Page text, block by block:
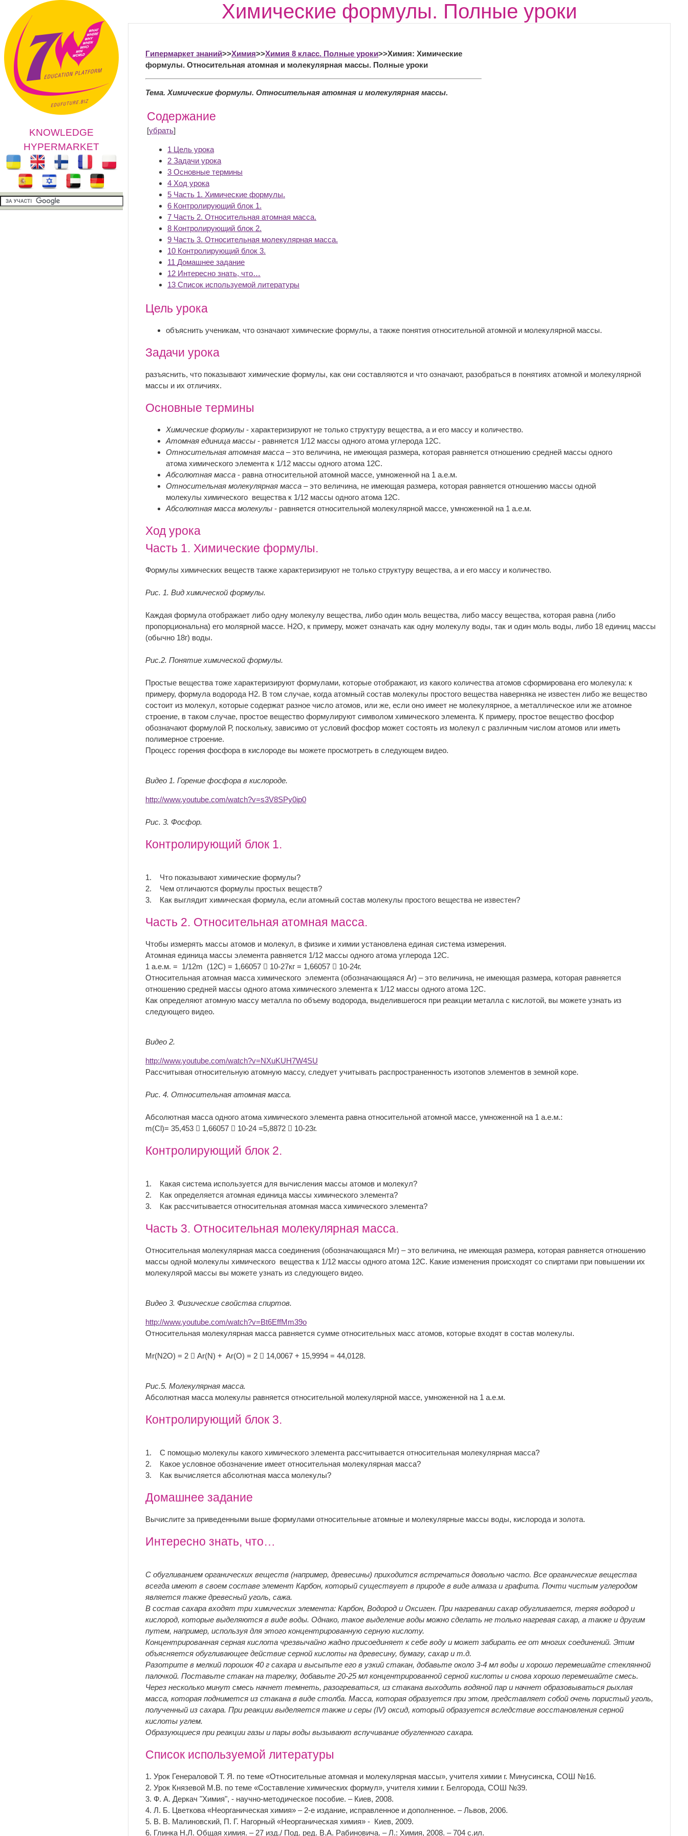
KNOWLEDGE
HYPERMARKET
Химические формулы. Полные уроки
Гипермаркет знаний>>Химия>>Химия 8 класс. Полные уроки>>Химия: Химические
формулы. Относительная атомная и молекулярная массы. Полные уроки
Тема. Химические формулы. Относительная атомная и молекулярная массы.
Содержание
[убрать]
1 Цель урока
2 Задачи урока
3 Основные термины
4 Ход урока
5 Часть 1. Химические формулы.
6 Контролирующий блок 1.
7 Часть 2. Относительная атомная масса.
8 Контролирующий блок 2.
9 Часть 3. Относительная молекулярная масса.
10 Контролирующий блок 3.
11 Домашнее задание
12 Интересно знать, что…
13 Список используемой литературы
Цель урока
объяснить ученикам, что означают химические формулы, а также понятия относительной атомной и молекулярной массы.
Задачи урока
разъяснить, что показывают химические формулы, как они составляются и что означают, разобраться в понятиях атомной и молекулярной
массы и их отличиях.
Основные термины
Химические формулы - характеризируют не только структуру вещества, а и его массу и количество.
Атомная единица массы - равняется 1/12 массы одного атома углерода 12С.
Относительная атомная масса – это величина, не имеющая размера, которая равняется отношению средней массы одного
атома химического элемента к 1/12 массы одного атома 12С.
Абсолютная масса - равна относительной атомной массе, умноженной на 1 а.е.м.
Относительная молекулярная масса – это величина, не имеющая размера, которая равняется отношению массы одной
молекулы химического вещества к 1/12 массы одного атома 12С.
Абсолютная масса молекулы - равняется относительной молекулярной массе, умноженной на 1 а.е.м.
Ход урока
Часть 1. Химические формулы.
Формулы химических веществ также характеризируют не только структуру вещества, а и его массу и количество.
Рис. 1. Вид химической формулы.
Каждая формула отображает либо одну молекулу вещества, либо один моль вещества, либо массу вещества, которая равна (либо
пропорциональна) его молярной массе. Н2О, к примеру, может означать как одну молекулу воды, так и один моль воды, либо 18 единиц массы
(обычно 18г) воды.
Рис.2. Понятие химической формулы.
Простые вещества тоже характеризируют формулами, которые отображают, из какого количества атомов сформирована его молекула: к
примеру, формула водорода Н2. В том случае, когда атомный состав молекулы простого вещества наверняка не известен либо же вещество
состоит из молекул, которые содержат разное число атомов, или же, если оно имеет не молекулярное, а металлическое или же атомное
строение, в таком случае, простое вещество формулируют символом химического элемента. К примеру, простое вещество фосфор
обозначают формулой Р, поскольку, зависимо от условий фосфор может состоять из молекул с различным числом атомов или иметь
полимерное строение.
Процесс горения фосфора в кислороде вы можете просмотреть в следующем видео.
Видео 1. Горение фосфора в кислороде.
http://www.youtube.com/watch?v=s3V8SPy0ip0
Рис. 3. Фосфор.
Контролирующий блок 1.
1. Что показывают химические формулы?
2. Чем отличаются формулы простых веществ?
3. Как выглядит химическая формула, если атомный состав молекулы простого вещества не известен?
Часть 2. Относительная атомная масса.
Чтобы измерять массы атомов и молекул, в физике и химии установлена единая система измерения.
Атомная единица массы элемента равняется 1/12 массы одного атома углерода 12С.
1 а.е.м. = 1/12m (12С) = 1,66057  10-27кг = 1,66057  10-24г.
Относительная атомная масса химического элемента (обозначающаяся Ar) – это величина, не имеющая размера, которая равняется
отношению средней массы одного атома химического элемента к 1/12 массы одного атома 12С.
Как определяют атомную массу металла по объему водорода, выделившегося при реакции металла с кислотой, вы можете узнать из
следующего видео.
Видео 2.
http://www.youtube.com/watch?v=NXuKUH7W4SU
Рассчитывая относительную атомную массу, следует учитывать распространенность изотопов элементов в земной коре.
Рис. 4. Относительная атомная масса.
Абсолютная масса одного атома химического элемента равна относительной атомной массе, умноженной на 1 а.е.м.:
m(Cl)= 35,453  1,66057  10-24 =5,8872  10-23г.
Контролирующий блок 2.
1. Какая система используется для вычисления массы атомов и молекул?
2. Как определяется атомная единица массы химического элемента?
3. Как рассчитывается относительная атомная масса химического элемента?
Часть 3. Относительная молекулярная масса.
Относительная молекулярная масса соединения (обозначающаяся Мr) – это величина, не имеющая размера, которая равняется отношению
массы одной молекулы химического вещества к 1/12 массы одного атома 12С. Какие изменения происходят со спиртами при повышении их
молекулярой массы вы можете узнать из следующего видео.
Видео 3. Физические свойства спиртов.
http://www.youtube.com/watch?v=Bt6EffMm39o
Относительная молекулярная масса равняется сумме относительных масс атомов, которые входят в состав молекулы.
Мr(N2O) = 2  Ar(N) + Ar(O) = 2  14,0067 + 15,9994 = 44,0128.
Рис.5. Молекулярная масса.
Абсолютная масса молекулы равняется относительной молекулярной массе, умноженной на 1 а.е.м.
Контролирующий блок 3.
1. С помощью молекулы какого химического элемента рассчитывается относительная молекулярная масса?
2. Какое условное обозначение имеет относительная молекулярная масса?
3. Как вычисляется абсолютная масса молекулы?
Домашнее задание
Вычислите за приведенными выше формулами относительные атомные и молекулярные массы воды, кислорода и золота.
Интересно знать, что…
С обугливанием органических веществ (например, древесины) приходится встречаться довольно часто. Все органические вещества
всегда имеют в своем составе элемент Карбон, который существует в природе в виде алмаза и графита. Почти чистым углеродом
является также древесный уголь, сажа.
В состав сахара входят три химических элемента: Карбон, Водород и Оксиген. При нагревании сахар обугливается, теряя водород и
кислород, которые выделяются в виде воды. Однако, такое выделение воды можно сделать не только нагревая сахар, а также и другим
путем, например, используя для этого концентрированную серную кислоту.
Концентрированная серная кислота чрезвычайно жадно присоединяет к себе воду и может забирать ее от многих соединений. Этим
объясняется обугливающее действие серной кислоты на древесину, бумагу, сахар и т.д.
Разотрите в мелкий порошок 40 г сахара и высыпьте его в узкий стакан, добавьте около 3-4 мл воды и хорошо перемешайте стеклянной
палочкой. Поставьте стакан на тарелку, добавьте 20-25 мл концентрированной серной кислоты и снова хорошо перемешайте смесь.
Через несколько минут смесь начнет темнеть, разогреваться, из стакана выходить водяной пар и начнет образовываться рыхлая
масса, которая поднимется из стакана в виде столба. Масса, которая образуется при этом, представляет собой очень пористый уголь,
полученный из сахара. При реакции выделяется также и серы (IV) оксид, который образуется вследствие восстановления серной
кислоты углем.
Образующиеся при реакции газы и пары воды вызывают вспучивание обугленного сахара.
Список используемой литературы
1. Урок Генераловой Т. Я. по теме «Относительные атомная и молекулярная массы», учителя химии г. Минусинска, СОШ №16.
2. Урок Князевой М.В. по теме «Составление химических формул», учителя химии г. Белгорода, СОШ №39.
3. Ф. А. Деркач "Химия", - научно-методическое пособие. – Киев, 2008.
4. Л. Б. Цветкова «Неорганическая химия» – 2-е издание, исправленное и дополненное. – Львов, 2006.
5. В. В. Малиновский, П. Г. Нагорный «Неорганическая химия» - Киев, 2009.
6. Глинка Н.Л. Общая химия. – 27 изд./ Под. ред. В.А. Рабиновича. – Л.: Химия, 2008. – 704 с.ил.